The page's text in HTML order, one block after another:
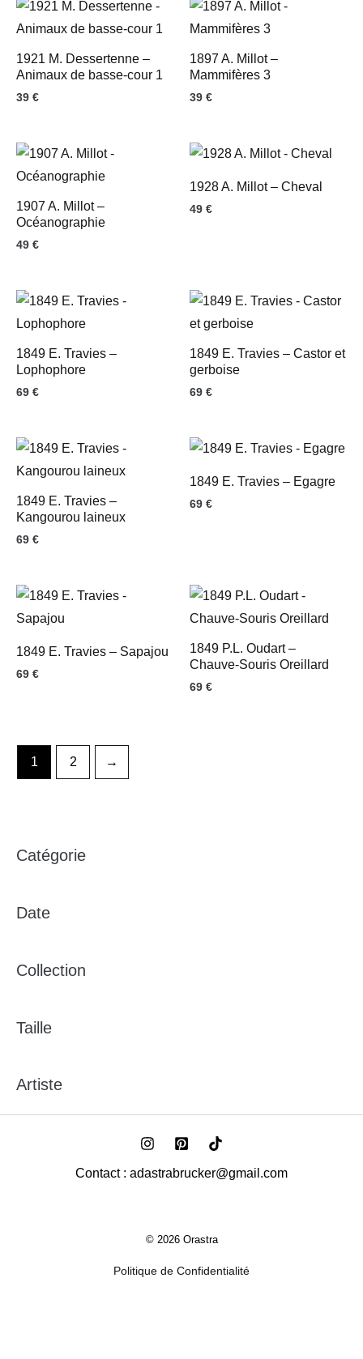
Catégorie
Date
Collection
Taille
Artiste
1921 M. Dessertenne –
Animaux de basse-cour 1
39 €
1897 A. Millot –
Mammifères 3
39 €
1907 A. Millot –
Océanographie
49 €
1928 A. Millot – Cheval
49 €
1849 E. Travies –
Lophophore
69 €
1849 E. Travies – Castor et
gerboise
69 €
1849 E. Travies –
Kangourou laineux
69 €
1849 E. Travies – Egagre
69 €
1849 E. Travies – Sapajou
69 €
1849 P.L. Oudart –
Chauve-Souris Oreillard
69 €
1 2 →
Contact : adastrabrucker@gmail.com
© 2026 Orastra
Politique de Confidentialité